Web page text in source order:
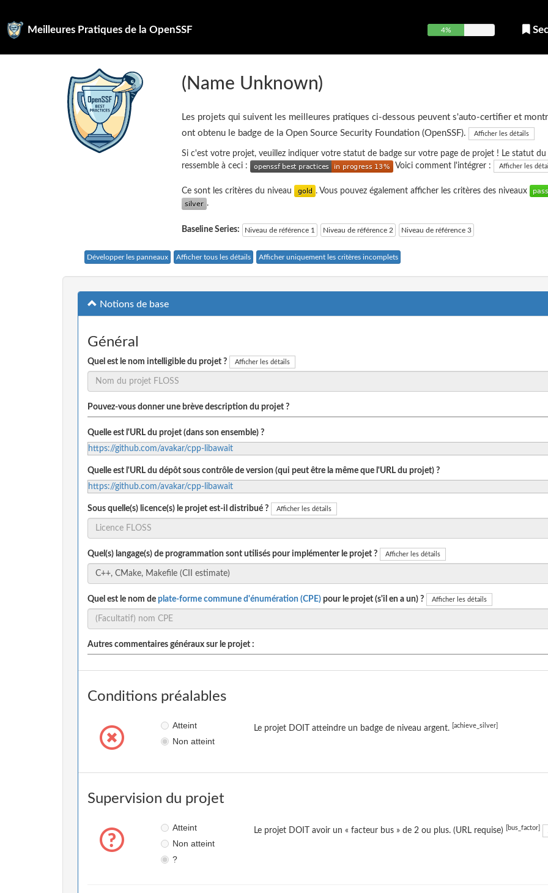
Meilleures Pratiques de la OpenSSF 4%
(Name Unknown)
Les projets qui suivent les meilleures pratiques ci-dessous peuvent s'auto-certifier et
ont obtenu le badge de la Open Source Security Foundation (OpenSSF).
Afficher les détails
Si c'est votre projet, veuillez indiquer votre statut de badge sur votre page de projet ! Le statut du
ressemble à ceci :
Voici comment l'intégrer : Afficher les
Ce sont les critères du niveau . Vous pouvez également afficher les critères des niveaux
.
Baseline Series: Niveau de référence 1 Niveau de référence 2 Niveau de référence 3
Développer les panneaux Afficher tous les détails Afficher uniquement les critères incomplets
Notions de base
Général
Quel est le nom intelligible du projet ? Afficher les détails
Pouvez-vous donner une brève description du projet ?
Quelle est l'URL du projet (dans son ensemble) ?
https://github.com/avakar/cpp-libawait
Quelle est l'URL du dépôt sous contrôle de version (qui peut être la même que l'URL du projet) ?
https://github.com/avakar/cpp-libawait
Sous quelle(s) licence(s) le projet est-il distribué ? Afficher les détails
Quel(s) langage(s) de programmation sont utilisés pour implémenter le projet ? Afficher les détails
Quel est le nom de plate-forme commune d'énumération (CPE) pour le projet (s'il en a un) ? Afficher les détails
Autres commentaires généraux sur le projet :
Conditions préalables
Atteint
Non atteint
Le projet DOIT atteindre un badge de niveau argent. [achieve_silver]
Supervision du projet
Atteint
Non atteint
?
Le projet DOIT avoir un « facteur bus » de 2 ou plus. (URL requise) [bus_factor]